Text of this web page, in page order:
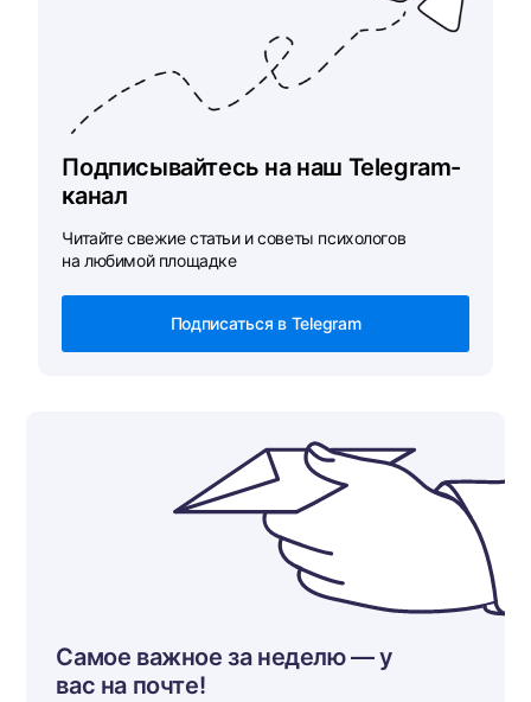
Подписывайтесь на наш Telegram-
канал
Читайте свежие статьи и советы психологов
на любимой площадке
Подписаться в Telegram
Самое важное за неделю — у
вас на почте!